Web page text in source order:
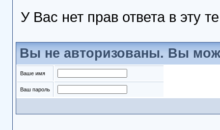
У Вас нет прав ответа в эту
Вы не авторизованы. Вы
Ваше имя
Ваш пароль